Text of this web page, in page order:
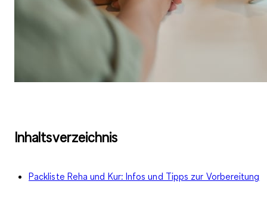
Inhaltsverzeichnis
Packliste Reha und Kur: Infos und Tipps zur Vorbereitung